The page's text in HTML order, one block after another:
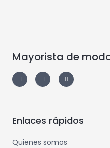
Mayorista de
Enlaces rápidos
Quienes somos